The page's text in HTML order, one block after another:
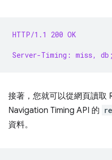
HTTP/1.1 200 OK
Server-Timing: miss,
接著，您就可以從網頁讀取
Navigation Timing API 的
資料。